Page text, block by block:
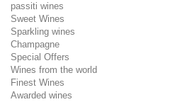
passiti wines
Sweet Wines
Sparkling wines
Champagne
Special Offers
Wines from the world
Finest Wines
Awarded wines